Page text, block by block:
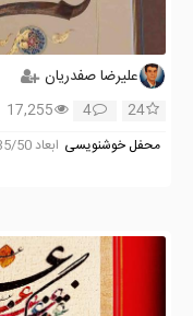
علیرضا صفدریان
24
4
17,255
محفل خوشنویسی ابعاد 35/50